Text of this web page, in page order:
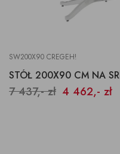
SW200X90 CREGEH!
STÓŁ 200X90 CM NA
7 437,- zł 4 462,- zł